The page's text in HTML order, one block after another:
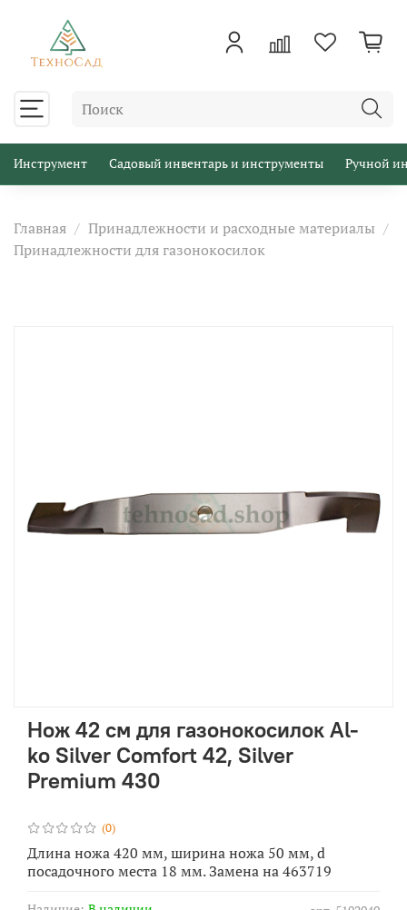
Инструмент Садовый инвентарь и инструменты Ручной
Главная
Принадлежности и расходные материалы
Принадлежности для газонокосилок
(0)
Нож 42 см для газонокосилок Al-
ko Silver Comfort 42, Silver
Premium 430
Длина ножа 420 мм, ширина ножа 50 мм, d
посадочного места 18 мм. Замена на 463719